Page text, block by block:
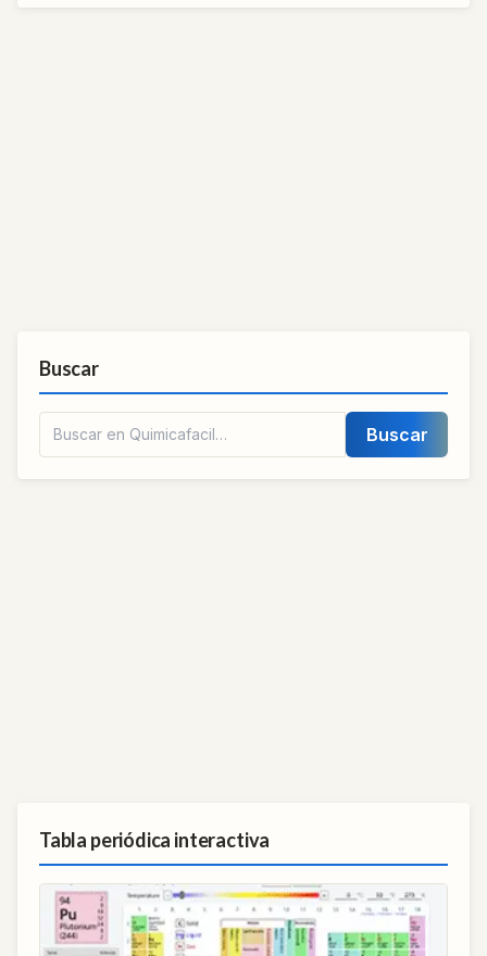
Buscar
Buscar
Tabla periódica interactiva